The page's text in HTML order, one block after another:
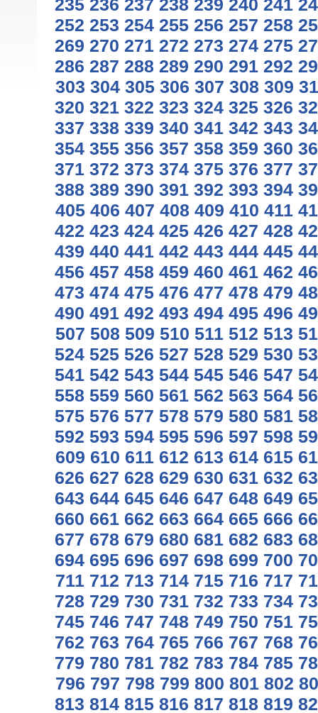
235 236 237 238 239 240 241
252 253 254 255 256 257 258
269 270 271 272 273 274 275
286 287 288 289 290 291 292
303 304 305 306 307 308 309
320 321 322 323 324 325 326
337 338 339 340 341 342 343
354 355 356 357 358 359 360
371 372 373 374 375 376 377
388 389 390 391 392 393 394
405 406 407 408 409 410 411
422 423 424 425 426 427 428
439 440 441 442 443 444 445
456 457 458 459 460 461 462
473 474 475 476 477 478 479
490 491 492 493 494 495 496
507 508 509 510 511 512 513
524 525 526 527 528 529 530
541 542 543 544 545 546 547
558 559 560 561 562 563 564
575 576 577 578 579 580 581
592 593 594 595 596 597 598
609 610 611 612 613 614 615
626 627 628 629 630 631 632
643 644 645 646 647 648 649
660 661 662 663 664 665 666
677 678 679 680 681 682 683
694 695 696 697 698 699 700
711 712 713 714 715 716 717
728 729 730 731 732 733 734
745 746 747 748 749 750 751
762 763 764 765 766 767 768
779 780 781 782 783 784 785
796 797 798 799 800 801 802
813 814 815 816 817 818 819